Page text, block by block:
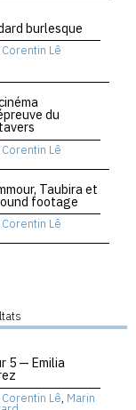
burlesque
Corentin Lê
du
Corentin Lê
Taubira et
footage
Corentin Lê
5 — Emilia
Corentin Lê, Marin